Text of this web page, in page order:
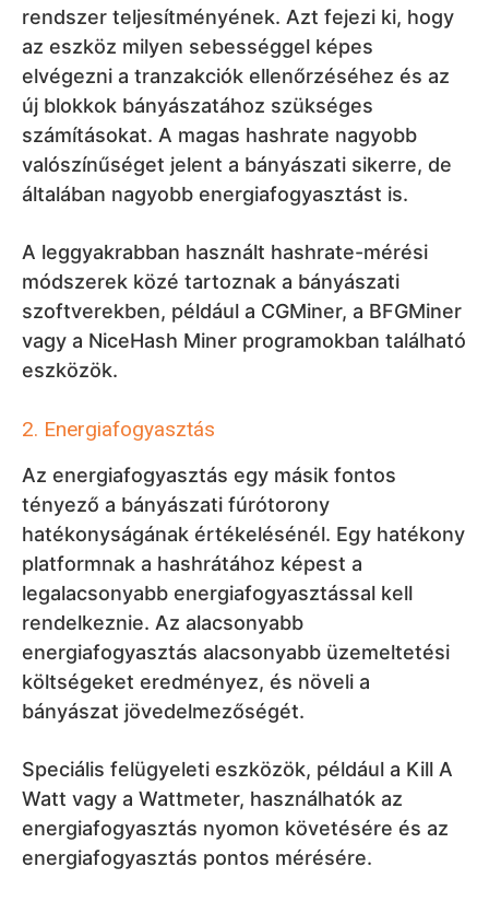
rendszer teljesítményének. Azt fejezi ki, hogy
az eszköz milyen sebességgel képes
elvégezni a tranzakciók ellenőrzéséhez és az
új blokkok bányászatához szükséges
számításokat. A magas hashrate nagyobb
valószínűséget jelent a bányászati sikerre, de
általában nagyobb energiafogyasztást is.
A leggyakrabban használt hashrate-mérési
módszerek közé tartoznak a bányászati
szoftverekben, például a CGMiner, a BFGMiner
vagy a NiceHash Miner programokban található
eszközök.
2. Energiafogyasztás
Az energiafogyasztás egy másik fontos
tényező a bányászati fúrótorony
hatékonyságának értékelésénél. Egy hatékony
platformnak a hashrátához képest a
legalacsonyabb energiafogyasztással kell
rendelkeznie. Az alacsonyabb
energiafogyasztás alacsonyabb üzemeltetési
költségeket eredményez, és növeli a
bányászat jövedelmezőségét.
Speciális felügyeleti eszközök, például a Kill A
Watt vagy a Wattmeter, használhatók az
energiafogyasztás nyomon követésére és az
energiafogyasztás pontos mérésére.